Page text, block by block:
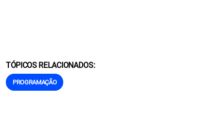
TÓPICOS RELACIONADOS:
PROGRAMAÇÃO